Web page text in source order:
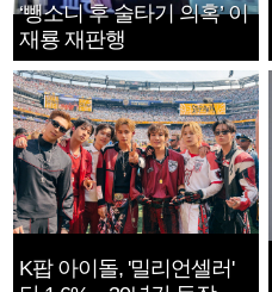
‘뺑소니 후 술타기 의혹’ 이
재룡 재판행
K팝 아이돌, '밀리언셀러'